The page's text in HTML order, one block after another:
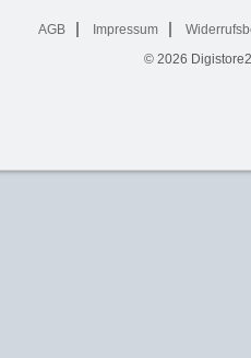
AGB Impressum
© 2026